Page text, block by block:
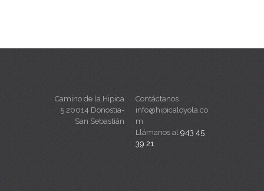
Camino de la Hipica
5 20014 Donostia-
San Sebastián
Contáctanos
info@hipicaloyola.co
m
Llámanos al 943 45
39 21